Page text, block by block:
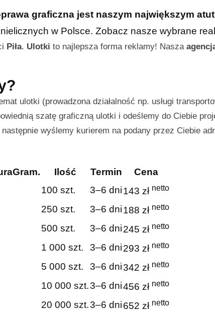
graficzna jest naszym największym
w Polsce. Zobacz nasze wybrane
Piła. Ulotki to najlepsza forma reklamy! Nasza
ulotki (prowadzona działalność np. usługi
szatę graficzną ulotki i odeślemy do Ciebie
wyślemy kurierem na podany przez Ciebie
Gram. Ilość Termin
Cena
100 szt. 3–6 dni143 zł netto
250 szt. 3–6 dni188 zł netto
500 szt. 3–6 dni245 zł netto
1 000 szt. 3–6 dni293 zł netto
5 000 szt. 3–6 dni342 zł netto
10 000 szt.3–6 dni456 zł netto
20 000 szt.3–6 dni652 zł netto